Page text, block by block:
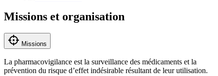
Missions et organisation
Missions
La pharmacovigilance est la surveillance des médicaments et la
prévention du risque d’effet indésirable résultant de leur utilisation.